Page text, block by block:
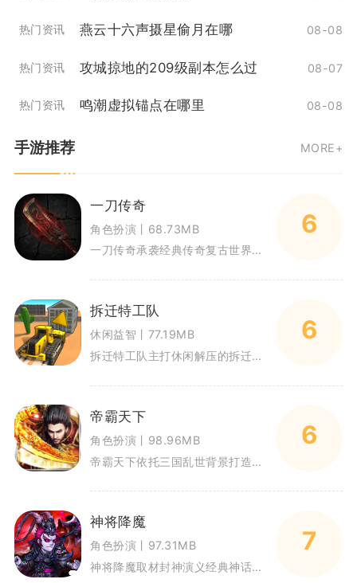
热门资讯 燕云十六声摄星偷月在哪 08-08
热门资讯 攻城掠地的209级副本怎么过 08-07
热门资讯 鸣潮虚拟锚点在哪里 08-08
手游推荐 MORE+
一刀传奇
角色扮演丨68.73MB
一刀传奇承袭经典传奇复古世界观，以高攻速切割战斗、自由打宝成长为核心内容，玩家将化身玛法大陆冒险者，从零开始探索多张复古
6
拆迁特工队
休闲益智丨77.19MB
拆迁特工队主打休闲解压的拆迁模拟玩法，玩家化身拆迁专员，驾驶各类工程载具完成建筑拆除任务。依靠直观触屏操控推进闯关，拆除
6
帝霸天下
角色扮演丨98.96MB
帝霸天下依托三国乱世背景打造塔防策略玩法，融合武将收集养成与战场布阵对抗。游戏采用Q版武将形象搭配复古战场场景，收录上百
6
神将降魔
角色扮演丨97.31MB
神将降魔取材封神演义经典神话故事，玩家将化身天命之人，收服各路神将对抗魔界侵扰。游戏采用竖屏回合制操作逻辑，单手就能完成
7